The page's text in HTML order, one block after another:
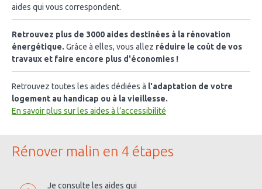
aides qui vous correspondent.
Retrouvez plus de 3000 aides destinées à la rénovation
énergétique. Grâce à elles, vous allez réduire le coût de vos
travaux et faire encore plus d'économies !
Retrouvez toutes les aides dédiées à l'adaptation de votre
logement au handicap ou à la vieillesse.
En savoir plus sur les aides à l’accessibilité
Rénover malin en 4 étapes
Je consulte les aides qui